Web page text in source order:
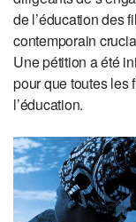
de l’éducation des
contemporain
Une pétition a été
pour que toutes les
l’éducation.